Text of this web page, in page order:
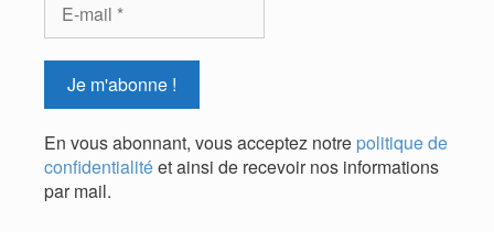
En vous abonnant, vous acceptez notre politique de
confidentialitéet ainsi de recevoir nos informations
par mail.